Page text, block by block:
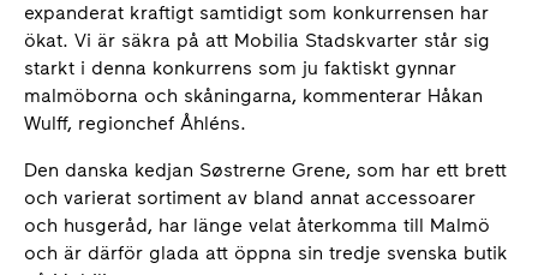
expanderat kraftigt samtidigt som konkurrensen har
ökat. Vi är säkra på att Mobilia Stadskvarter står sig
starkt i denna konkurrens som ju faktiskt gynnar
malmöborna och skåningarna, kommenterar Håkan
Wulff, regionchef Åhléns.
Den danska kedjan Søstrerne Grene, som har ett brett
och varierat sortiment av bland annat accessoarer
och husgeråd, har länge velat återkomma till Malmö
och är därför glada att öppna sin tredje svenska butik